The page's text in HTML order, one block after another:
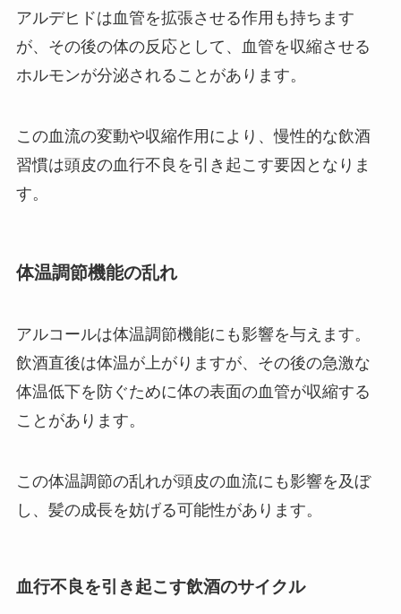
アルデヒドは血管を拡張させる作用も持ちます
が、その後の体の反応として、血管を収縮させる
ホルモンが分泌されることがあります。
この血流の変動や収縮作用により、慢性的な飲酒
習慣は頭皮の血行不良を引き起こす要因となりま
す。
体温調節機能の乱れ
アルコールは体温調節機能にも影響を与えます。
飲酒直後は体温が上がりますが、その後の急激な
体温低下を防ぐために体の表面の血管が収縮する
ことがあります。
この体温調節の乱れが頭皮の血流にも影響を及ぼ
し、髪の成長を妨げる可能性があります。
血行不良を引き起こす飲酒のサイクル